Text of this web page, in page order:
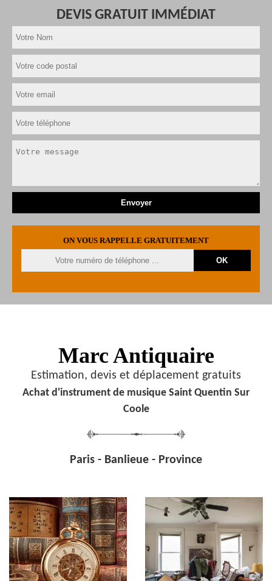
DEVIS GRATUIT IMMÉDIAT
ON VOUS RAPPELLE GRATUITEMENT
Marc Antiquaire
Estimation, devis et déplacement gratuits
Achat d'instrument de musique Saint Quentin Sur
Coole
Paris - Banlieue - Province